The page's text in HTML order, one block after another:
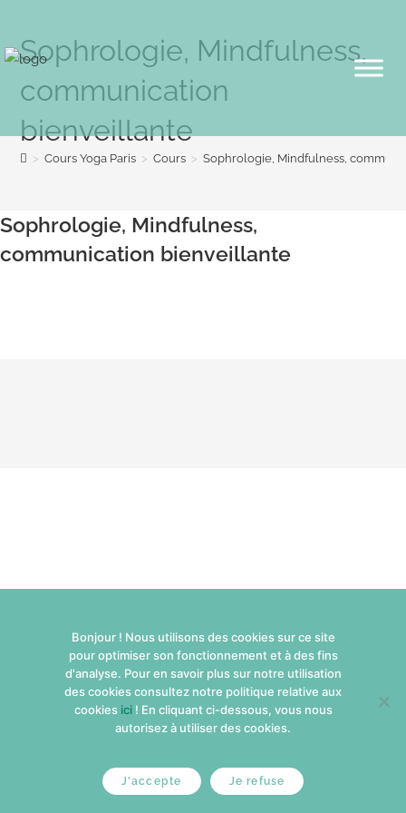
Sophrologie, Mindfulness,
communication
bienveillante
> Cours Yoga Paris > Cours > Sophrologie, Mindfulness,
Sophrologie, Mindfulness,
communication bienveillante
Bonjour ! Nous utilisons des cookies sur ce site
pour optimiser son fonctionnement et à des fins
d'analyse. Pour en savoir plus sur notre utilisation
des cookies consultez notre politique relative aux
cookies ici! En cliquant ci-dessous, vous nous
autorisez à utiliser des cookies.
J'accepte Je refuse